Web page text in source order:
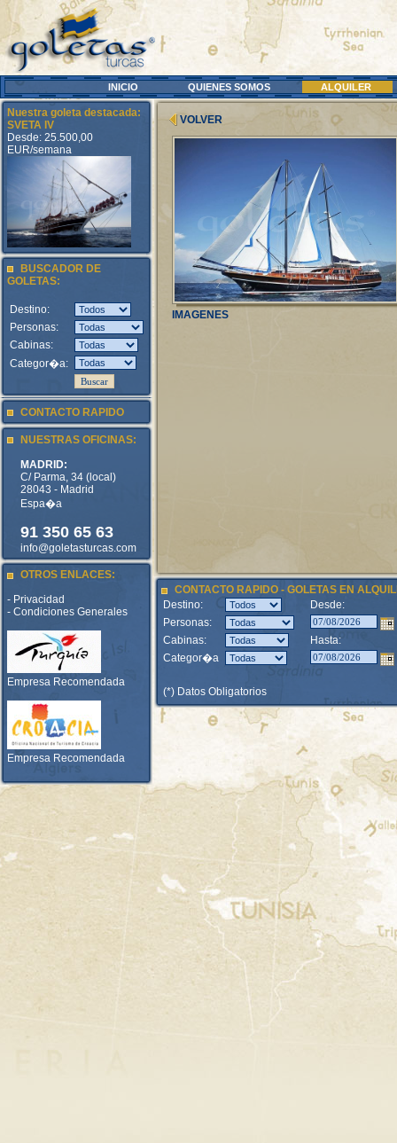
INICIO QUIENES SOMOS ALQUILER
Nuestra goleta destacada:
SVETA IV
Desde: 25.500,00
EUR/semana
BUSCADOR DE
GOLETAS:
Destino:
Personas:
Cabinas:
Categor�a:
CONTACTO RAPIDO
NUESTRAS OFICINAS:
MADRID:
C/ Parma, 34 (local)
28043 - Madrid
Espa�a
91 350 65 63
info@goletasturcas.com
OTROS ENLACES:
- Privacidad
- Condiciones Generales
Empresa Recomendada
Empresa Recomendada
VOLVER
IMAGENES
CONTACTO RAPIDO - GOLETAS EN
Destino:
Desde:
Personas:
Cabinas:
Hasta:
Categor�a
(*) Datos Obligatorios